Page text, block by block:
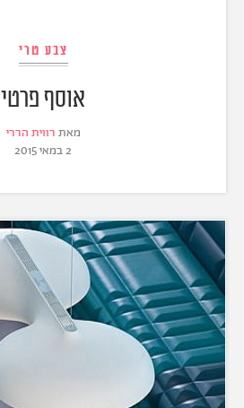
צבע טרי
אוסף פרטי
מאת רווית הררי
2 במאי 2015